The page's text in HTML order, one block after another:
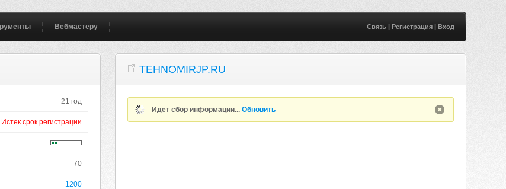
Вебмастеру Связь| Регистрация| Вход
21 год
Истек срок регистрации
70
1200
TEHNOMIRJP.RU
Идет сбор информации...Обновить